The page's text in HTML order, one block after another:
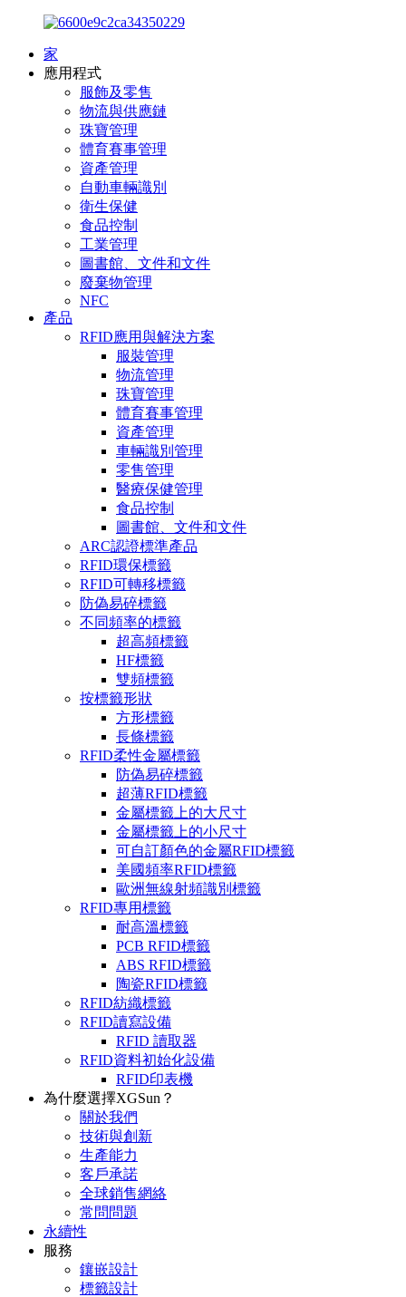
家
應用程式
服飾及零售
物流與供應鏈
珠寶管理
體育賽事管理
資產管理
自動車輛識別
衛生保健
食品控制
工業管理
圖書館、文件和文件
廢棄物管理
NFC
產品
RFID應用與解決方案
服裝管理
物流管理
珠寶管理
體育賽事管理
資產管理
車輛識別管理
零售管理
醫療保健管理
食品控制
圖書館、文件和文件
ARC認證標準產品
RFID環保標籤
RFID可轉移標籤
防偽易碎標籤
不同頻率的標籤
超高頻標籤
HF標籤
雙頻標籤
按標籤形狀
方形標籤
長條標籤
RFID柔性金屬標籤
防偽易碎標籤
超薄RFID標籤
金屬標籤上的大尺寸
金屬標籤上的小尺寸
可自訂顏色的金屬RFID標籤
美國頻率RFID標籤
歐洲無線射頻識別標籤
RFID專用標籤
耐高溫標籤
PCB RFID標籤
ABS RFID標籤
陶瓷RFID標籤
RFID紡織標籤
RFID讀寫設備
RFID 讀取器
RFID資料初始化設備
RFID印表機
為什麼選擇XGSun？
關於我們
技術與創新
生產能力
客戶承諾
全球銷售網絡
常問問題
永續性
服務
鑲嵌設計
標籤設計